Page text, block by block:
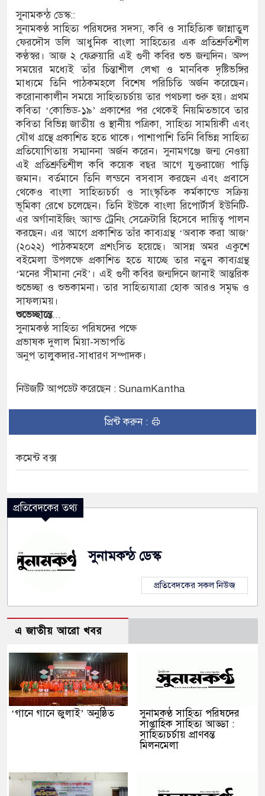
মাধ্যমিকেই
সম্মেলন রফিকুল ইসলামের প্রতিপক্ষের সব অভিযোগ
দিবস
সংকট চুলা জ্বলে না, পাম্পে দীর্ঘ লাইন
নিয়েছে দালাল চক্র
সম্প্রসারিত প্রশাসনিক ভবনের উদ্বোধন
তৎপরতা চালানোর মুরোদ আওয়ামী লীগের নেই :
আইনে মামলা: নাদের, পলিন, রিপন-
আসামি
ইলেক্ট্রনিক বুথ ও সেল্ফ সার্ভিস সেন্টারের উদ্বোধন
জেলা প্রশাসন
সুনামকন্ঠ ডেস্ক::
সুনামকণ্ঠ সাহিত্য পরিষদের সদস্য, কবি ও সাহিত্যিক জান্নাতুল
ফেরদৌস ডলি আধুনিক বাংলা সাহিত্যের এক প্রতিশ্রুতিশীল
কণ্ঠস্বর। আজ ২ ফেব্রুয়ারি এই গুণী কবির শুভ জন্মদিন। অল্প
সময়ের মধ্যেই তাঁর চিন্তাশীল লেখা ও মানবিক দৃষ্টিভঙ্গির
মাধ্যমে তিনি পাঠকমহলে বিশেষ পরিচিতি অর্জন করেছেন।
করোনাকালীন সময়ে সাহিত্যচর্চায় তার পথচলা শুরু হয়। প্রথম
কবিতা ‘কোভিড-১৯’ প্রকাশের পর থেকেই নিয়মিতভাবে তার
কবিতা বিভিন্ন জাতীয় ও স্থানীয় পত্রিকা, সাহিত্য সাময়িকী এবং
যৌথ গ্রন্থে প্রকাশিত হতে থাকে। পাশাপাশি তিনি বিভিন্ন সাহিত্য
প্রতিযোগিতায় সম্মাননা অর্জন করেন। সুনামগঞ্জে জন্ম নেওয়া
এই প্রতিশ্রুতিশীল কবি কয়েক বছর আগে যুক্তরাজ্যে পাড়ি
জমান। বর্তমানে তিনি লন্ডনে বসবাস করছেন এবং প্রবাসে
থেকেও বাংলা সাহিত্যচর্চা ও সাংস্কৃতিক কর্মকান্ডে সক্রিয়
ভূমিকা রেখে চলেছেন। তিনি ইউকে বাংলা রিপোর্টার্স ইউনিটি-
এর অর্গানাইজিং অ্যান্ড ট্রেনিং সেক্রেটারি হিসেবে দায়িত্ব পালন
করছেন। এর আগে প্রকাশিত তাঁর কাব্যগ্রন্থ ‘অবাক করা আজ’
(২০২২) পাঠকমহলে প্রশংসিত হয়েছে। আসন্ন অমর একুশে
বইমেলা উপলক্ষে প্রকাশিত হতে যাচ্ছে তার নতুন কাব্যগ্রন্থ
‘মনের সীমানা নেই’। এই গুণী কবির জন্মদিনে জানাই আন্তরিক
শুভেচ্ছা ও শুভকামনা। তার সাহিত্যযাত্রা হোক আরও সমৃদ্ধ ও
সাফল্যময়।
শুভেচ্ছান্তে...
সুনামকণ্ঠ সাহিত্য পরিষদের পক্ষে
প্রভাষক দুলাল মিয়া-সভাপতি
অনুপ তালুকদার-সাধারণ সম্পাদক।
নিউজটি আপডেট করেছেন : SunamKantha
প্রিন্ট করুন :
কমেন্ট বক্স
প্রতিবেদকের তথ্য
সুনামকন্ঠ ডেস্ক
প্রতিবেদকের সকল নিউজ
এ জাতীয় আরো খবর
‘গানে গানে জুলাই’ অনুষ্ঠিত
সুনামকণ্ঠ সাহিত্য পরিষদের
সাপ্তাহিক সাহিত্য আড্ডা :
সাহিত্যচর্চায় প্রাণবন্ত
মিলনমেলা